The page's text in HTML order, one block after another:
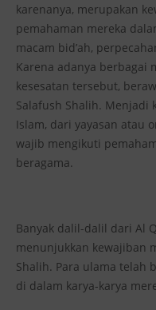
karenanya, merupakan
pemahaman mereka
macam bid’ah,
Karena adanya berbagai
kesesatan tersebut,
Salafush Shalih. Menjadi
Islam, dari yayasan atau
wajib mengikuti
beragama.
Banyak dalil-dalil dari Al
menunjukkan kewajiban
Shalih. Para ulama telah
di dalam karya-karya